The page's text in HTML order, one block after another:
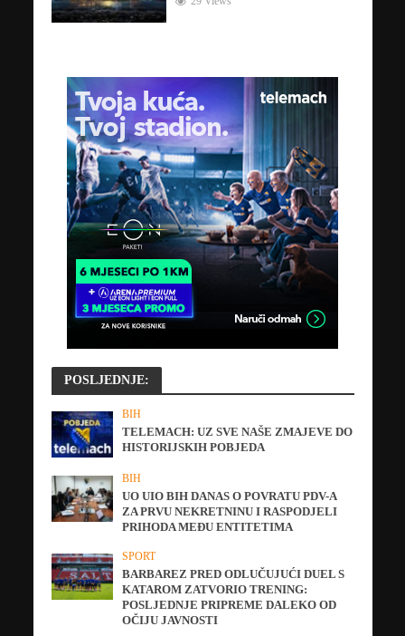
POSLJEDNJE:
BIH
TELEMACH: UZ SVE NAŠE ZMAJEVE DO
HISTORIJSKIH POBJEDA
BIH
UO UIO BIH DANAS O POVRATU PDV-A
ZA PRVU NEKRETNINU I RASPODJELI
PRIHODA MEĐU ENTITETIMA
SPORT
BARBAREZ PRED ODLUČUJUĆI DUEL S
KATAROM ZATVORIO TRENING:
POSLJEDNJE PRIPREME DALEKO OD
OČIJU JAVNOSTI